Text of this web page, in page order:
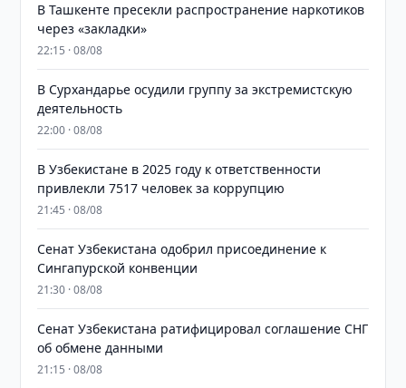
В Ташкенте пресекли распространение наркотиков
через «закладки»
22:15 · 08/08
В Сурхандарье осудили группу за экстремистскую
деятельность
22:00 · 08/08
В Узбекистане в 2025 году к ответственности
привлекли 7517 человек за коррупцию
21:45 · 08/08
Сенат Узбекистана одобрил присоединение к
Сингапурской конвенции
21:30 · 08/08
Сенат Узбекистана ратифицировал соглашение СНГ
об обмене данными
21:15 · 08/08